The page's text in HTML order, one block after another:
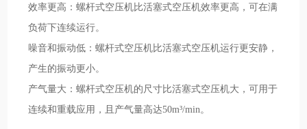
效率更高：螺杆式空压机比活塞式空压机效率更高，可在满
负荷下连续运行。
噪音和振动低：螺杆式空压机比活塞式空压机运行更安静，
产生的振动更小。
产气量大：螺杆式空压机的尺寸比活塞式空压机大，可用于
连续和重载应用，且产气量高达50m³/min。